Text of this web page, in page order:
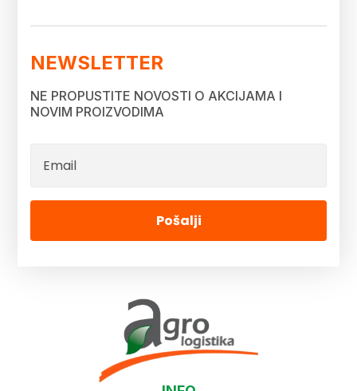
NEWSLETTER
NE PROPUSTITE NOVOSTI O AKCIJAMA I
NOVIM PROIZVODIMA
Pošalji